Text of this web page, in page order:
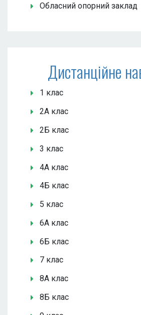
Обласний опорний заклад
Дистанційне
1 клас
2А клас
2Б клас
3 клас
4А клас
4Б клас
5 клас
6А клас
6Б клас
7 клас
8А клас
8Б клас